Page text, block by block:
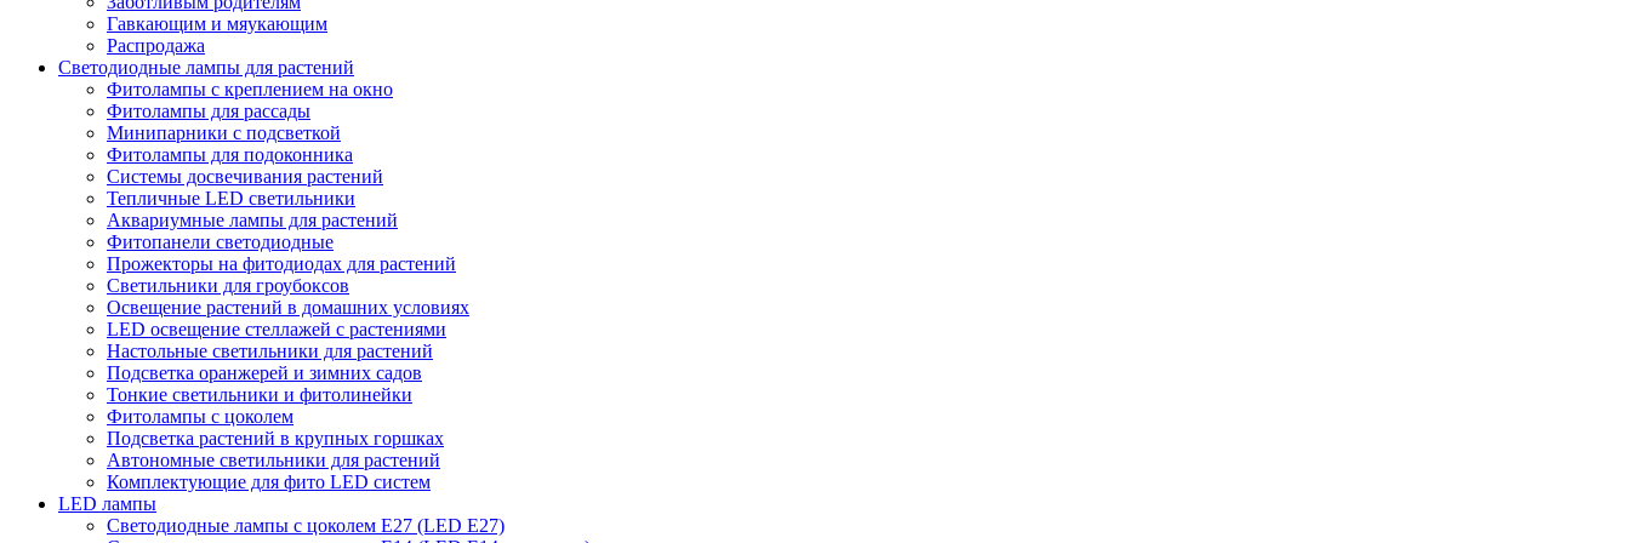
Гавкающим и мяукающим
Распродажа
Светодиодные лампы для растений
Фитолампы с креплением на окно
Фитолампы для рассады
Минипарники с подсветкой
Фитолампы для подоконника
Системы досвечивания растений
Тепличные LED светильники
Аквариумные лампы для растений
Фитопанели светодиодные
Прожекторы на фитодиодах для растений
Светильники для гроубоксов
Освещение растений в домашних условиях
LED освещение стеллажей с растениями
Настольные светильники для растений
Подсветка оранжерей и зимних садов
Тонкие светильники и фитолинейки
Фитолампы с цоколем
Подсветка растений в крупных горшках
Автономные светильники для растений
Комплектующие для фито LED систем
LED лампы
Светодиодные лампы с цоколем Е27 (LED E27)